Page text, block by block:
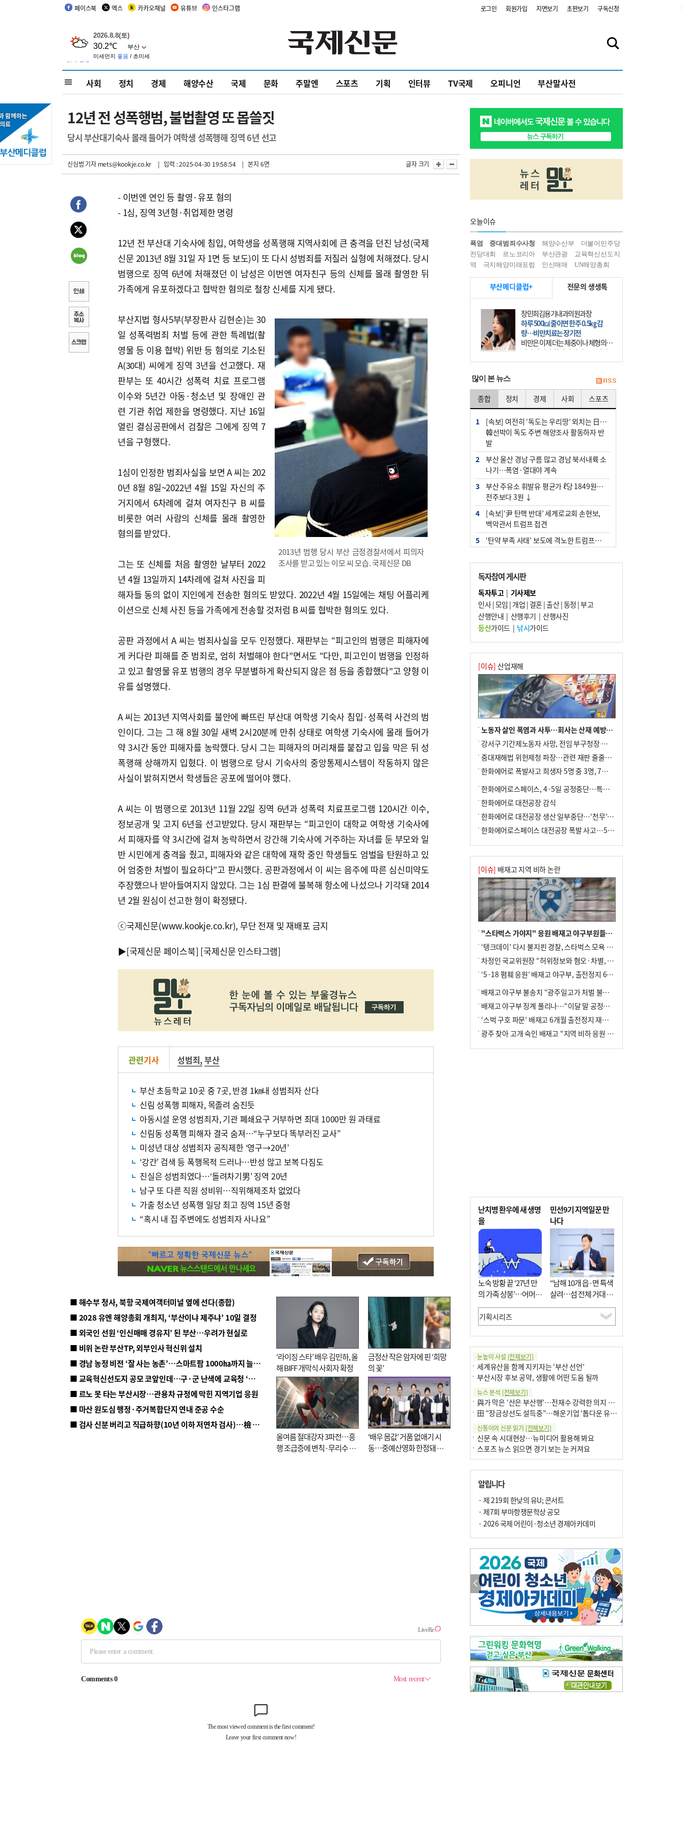
페이스북 엑스 카카오채널 유튜브 인스타그램 로그인 회원가입 지면보기 초판보기 구독신청
사회 정치 경제 해양수산 국제 문화 주말엔 스포츠 기획 인터뷰 TV국제 오피니언 부산말사전
12년 전 성폭행범, 불법촬영 또 몹쓸짓
당시 부산대기숙사 몰래 들어가 여학생 성폭행해 징역 6년 선고
신심범 기자mets@kookje.co.kr | 입력 : 2025-04-30 19:58:54 | 본지 6면 글자 크기
- 이번엔 연인 등 촬영·유포 혐의
- 1심, 징역 3년형·취업제한 명령
12년 전 부산대 기숙사에 침입, 여학생을 성폭행해 지역사회에 큰 충격을 던진 남성(국제
신문 2013년 8월 31일 자 1면 등 보도)이 또 다시 성범죄를 저질러 실형에 처해졌다. 당시
범행으로 징역 6년에 처해졌던 이 남성은 이번엔 여자친구 등의 신체를 몰래 촬영한 뒤
가족에게 유포하겠다고 협박한 혐의로 철창 신세를 지게 됐다.
2013년 범행 당시 부산 금정경찰서에서 피의자
조사를 받고 있는 이모 씨 모습. 국제신문 DB
부산지법 형사5부(부장판사 김현순)는 30
일 성폭력범죄 처벌 등에 관한 특례법(촬
영물 등 이용 협박) 위반 등 혐의로 기소된
A(30대) 씨에게 징역 3년을 선고했다. 재
판부는 또 40시간 성폭력 치료 프로그램
이수와 5년간 아동·청소년 및 장애인 관
련 기관 취업 제한을 명령했다. 지난 16일
열린 결심공판에서 검찰은 그에게 징역 7
년을 구형했다.
1심이 인정한 범죄사실을 보면 A 씨는 202
0년 8월 8일~2022년 4월 15일 자신의 주
거지에서 6차례에 걸쳐 여자친구 B 씨를
비롯한 여러 사람의 신체를 몰래 촬영한
혐의를 받았다.
그는 또 신체를 처음 촬영한 날부터 2022
년 4월 13일까지 14차례에 걸쳐 사진을 피
해자들 동의 없이 지인에게 전송한 혐의도 받았다. 2022년 4월 15일에는 채팅 어플리케
이션으로 신체 사진 등을 가족에게 전송할 것처럼 B 씨를 협박한 혐의도 있다.
공판 과정에서 A 씨는 범죄사실을 모두 인정했다. 재판부는 “피고인의 범행은 피해자에
게 커다란 피해를 준 범죄로, 엄히 처벌해야 한다”면서도 “다만, 피고인이 범행을 인정하
고 있고 촬영물 유포 범행의 경우 무분별하게 확산되지 않은 점 등을 종합했다”고 양형 이
유를 설명했다.
A 씨는 2013년 지역사회를 불안에 빠뜨린 부산대 여학생 기숙사 침입·성폭력 사건의 범
인이다. 그는 그 해 8월 30일 새벽 2시20분께 만취 상태로 여학생 기숙사에 몰래 들어가
약 3시간 동안 피해자를 농락했다. 당시 그는 피해자의 머리채를 붙잡고 입을 막은 뒤 성
폭행해 상해까지 입혔다. 이 범행으로 당시 기숙사의 중앙통제시스템이 작동하지 않은
사실이 밝혀지면서 학생들은 공포에 떨어야 했다.
A 씨는 이 범행으로 2013년 11월 22일 징역 6년과 성폭력 치료프로그램 120시간 이수,
정보공개 및 고지 6년을 선고받았다. 당시 재판부는 “피고인이 대학교 여학생 기숙사에
서 피해자를 약 3시간에 걸쳐 농락하면서 강간해 기숙사에 거주하는 자녀를 둔 부모와 일
반 시민에게 충격을 줬고, 피해자와 같은 대학에 재학 중인 학생들도 엄벌을 탄원하고 있
어 엄중한 처벌이 필요하다”고 판시했다. 공판과정에서 이 씨는 음주에 따른 심신미약도
주장했으나 받아들여지지 않았다. 그는 1심 판결에 불복해 항소에 나섰으나 기각돼 2014
년 2월 원심이 선고한 형이 확정됐다.
ⓒ국제신문(www.kookje.co.kr), 무단 전재 및 재배포 금지
▶[국제신문 페이스북] [국제신문 인스타그램]
관련기사 성범죄,부산
부산 초등학교 10곳 중 7곳, 반경 1㎞내 성범죄자 산다
신림 성폭행 피해자, 목졸려 숨진듯
아동시설 운영 성범죄자, 기관 폐쇄요구 거부하면 최대 1000만 원 과태료
신림동 성폭행 피해자 결국 숨져…“누구보다 똑부러진 교사”
미성년 대상 성범죄자 공직제한 ‘영구→20년’
‘강간’ 검색 등 폭행목적 드러나…반성 않고 보복 다짐도
진실은 성범죄였다…‘돌려차기男’ 징역 20년
남구 또 다른 직원 성비위…직위해제조차 없었다
가출 청소년 성폭행 일당 최고 징역 15년 중형
“혹시 내 집 주변에도 성범죄자 사나요”
■ 해수부 청사, 북항 국제여객터미널 옆에 선다(종합)
■ 2028 유엔 해양총회 개최지, ‘부산이냐 제주냐’ 10일 결정
■ 외국인 선원 ‘인신매매 경유지’ 된 부산…우려가 현실로
■ 비위 논란 부산TP, 외부인사 혁신위 설치
■ 경남 농정 비전 ‘잘 사는 농촌’…스마트팜 1000㏊까지 늘린다
■ 교육혁신선도지 공모 코앞인데…구·군 난색에 교육청 ‘쩔쩔’
■ 르노 못 타는 부산시장…관용차 규정에 막힌 지역기업 응원
■ 마산 원도심 행정·주거복합단지 연내 준공 수순
■ 검사 신분 버리고 직급하향(10년 이하 저연차 검사)…檢 중수청행 기피
‘라이징 스타’ 배우 김민하, 올
해 BIFF 개막식 사회자 확정
금정산 작은 암자에 핀 ‘희망
의 꽃’
올여름 절대강자 3파전…흥
행 조급증에 변칙·무리수 마
‘배우 몸값’ 거품 없애기 시
동…중예산영화 한정돼 실
오늘이슈
폭염 중대범죄수사청 해양수산부
더불어민주당
전당대회
르노코리아 부산관광
교육혁신선도지
역
극지해양미래포럼 인신매매 UN해양총회
부산메디클럽+ 전문의 생생톡
장민희김용기내과의원과장
하루 500㎉ 줄이면 한주 0.5㎏ 감
량…비만치료는 장기전
비만은 이제 더는 체중이나 체형의 문
제가 아니다. 하나의 질병으로 인지
하고 치료와 관리를 해야 한다. 세계
많이 본 뉴스
종합 정치 경제 사회 스포츠
1
[속보] 여전히 ‘독도는 우리땅’ 외치는 日…
韓선박이 독도 주변 해양조사 활동하자 반
발
2
부산 울산 경남 구름 많고 경남 북서내륙 소
나기…폭염·열대야 계속
3
부산 주유소 휘발유 평균가 ℓ당 1849원…
전주보다 3원 ↓
4
[속보]‘尹 탄핵 반대’ 세계로교회 손현보,
백악관서 트럼프 접견
5
‘탄약 부족 사태’ 보도에 격노한 트럼프…
과…“현재는 부적절 행위 없어”
7
"올해 코스피 사이드카 43회 중 25회는 삼
전닉스 ETF 이후 발생"
8
서울 중랑구서 흉기 난동…60대 남성 2명
사망
10 노후 상수도관 파열에 폭염 속 사상구 2300
여 가구 6시간 단수
독자참여 게시판
독자투고| 기사제보
인사|모임 | 개업 | 결혼|출산|동정 |부고
산행안내 | 산행후기 | 산행사진
등산가이드| 낚시가이드
[이슈] 산업재해
노동자 살인 폭염과 사투…회사는 산재 예방·전기료 절감 전력
강서구 기간제노동자 사망, 전임 부구청장 檢 송치
중대재해법 위헌제청 파장…관련 재판 줄줄이 브레이크
한화에어로 폭발사고 희생자 5명 중 3명, 7일 영면
한화에어로스페이스, 4·5일 공정중단…특별 안전점검
한화에어로 대전공장 감식
한화에어로 대전공장 생산 일부중단…‘천무’ 수출 비상
한화에어로스페이스 대전공장 폭발 사고…5명 사망·2명 부상(종합)
[이슈] 배재고 지역 비하 논란
"스타벅스 가야지" 응원 배재고 야구부원들, 학교서 징계 처분
‘탱크데이’ 다시 불지핀 경찰, 스타벅스 모욕 혐의 압수수색
차정인 국교위원장 “허위정보와 혐오·차별, 학교 교실까지 유입"
‘5·18 폄훼 응원’ 배재고 야구부, 출전정지 6개월→1개월 감경
배재고 야구부 불송치 “광주일고가 처벌 불원 의사 표해”
배재고 야구부 징계 풀리나…“이달 말 공정위서 재심의”
‘스벅 구호 파문’ 배재고 6개월 출전정지 재심 신청키로
광주 찾아 고개 숙인 배재고 “지역 비하 응원 잘못”(종합)
난치병 환우에 새 생명
을
노숙 방황 끝 ‘27년 만
의 가족 상봉’…어머니
와 행복 꿈꿔
민선9기 지역일꾼 만
나다
“남해 10개 읍·면 특색
살려…섬 전체 거대 정
원으로 조성”
눈높이 사설 [전체보기]
세계유산을 함께 지키자는 ‘부산 선언’
부산시장 후보 공약, 생활에 어떤 도움 될까
뉴스 분석 [전체보기]
與가 막은 ‘산은 부산행’…전재수 강력한 의지 표명 없인 공염불
田 “장금상선도 설득중”…해운기업 ‘톱다운 유치전’ 가속
신통이의 신문 읽기 [전체보기]
신문 속 시대현상…뉴미디어 활용해 봐요
스포츠 뉴스 읽으면 경기 보는 눈 커져요
구·군 승진 축하화분 관행 없애자니 소상공인 울상
팩트체크[전체보기]
의령 한우산 털중나리
한 손 뉴스[전체보기]
시민이 개발한 폭염 대응 앱 ‘그늘로’ 길안내 지도 등 인기
골목 맛집 발굴 고메 셀렉션…부산시, 페스티벌 시월 연계
오늘의 날씨-[전체보기]
오늘의 날씨- 2026년 8월 7일
오늘의 날씨- 2026년 8월 6일
우리 결혼해요-[전체보기]
우리 결혼해요- 김홍윤·정세빈 커플
알립니다
· 제 219회 한낮의 유U; 콘서트
· 제7회 부마항쟁문학상 공모
· 2026 국제 어린이·청소년 경제아카데미